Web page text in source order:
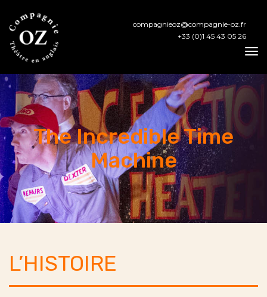
compagnieoz@compagnie-oz.fr
+33 (0)1 45 43 05 26
The Incredible Time
Machine
L’HISTOIRE